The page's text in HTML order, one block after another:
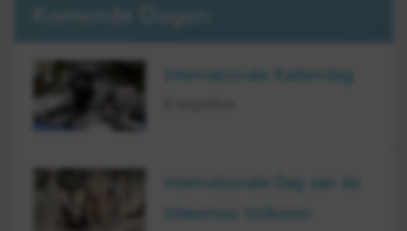
Internationale Kattendag
Internationale Dag van de